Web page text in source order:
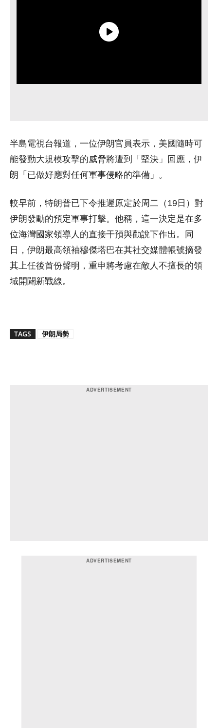
半島電視台報道，一位伊朗官員表示，美國隨時可
能發動大規模攻擊的威脅將遭到「堅決」回應，伊
朗「已做好應對任何軍事侵略的準備」。
較早前，特朗普已下令推遲原定於周二（19日）對
伊朗發動的預定軍事打擊。他稱，這一決定是在多
位海灣國家領導人的直接干預與勸說下作出。同
日，伊朗最高領袖穆傑塔巴在其社交媒體帳號摘發
其上任後首份聲明，重申將考慮在敵人不擅長的領
域開闢新戰線。
TAGS 伊朗局勢